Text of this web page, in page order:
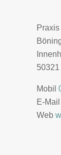
50321
Mobil
E-Mail
Web